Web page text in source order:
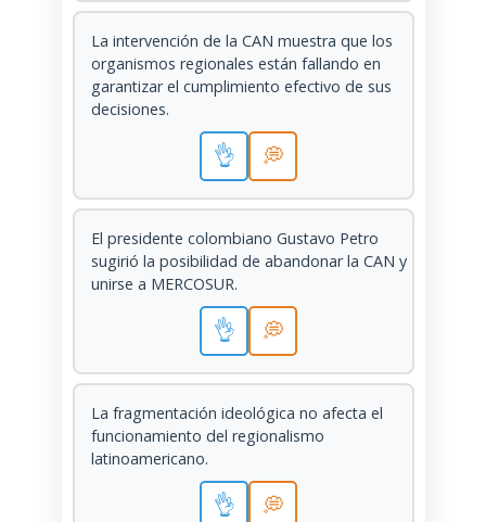
La intervención de la CAN muestra que los
organismos regionales están fallando en
garantizar el cumplimiento efectivo de sus
decisiones.
👌 💭
El presidente colombiano Gustavo Petro
sugirió la posibilidad de abandonar la CAN y
unirse a MERCOSUR.
👌 💭
La fragmentación ideológica no afecta el
funcionamiento del regionalismo
latinoamericano.
👌 💭